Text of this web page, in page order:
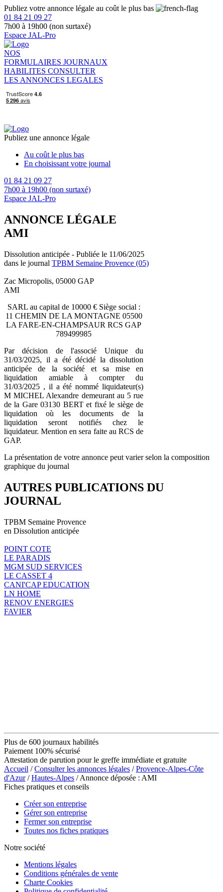
Publiez votre annonce légale au coût le plus bas
01 84 21 09 27
7h00 à 19h00 (non surtaxé)
Espace JAL-Pro
NOS
FORMULAIRES JOURNAUX
HABILITES CONSULTER
LES ANNONCES LEGALES
Publiez une annonce légale
Au coût le plus bas
En choisissant votre journal
01 84 21 09 27
7h00 à 19h00 (non surtaxé)
Espace JAL-Pro
ANNONCE LÉGALE
AMI
Dissolution anticipée - Publiée le 11/06/2025
dans le journal TPBM Semaine Provence (05)
Zac Micropolis, 05000 GAP
AMI
SARL au capital de 10000 € Siège social :
11 CHEMIN DE LA MONTAGNE 05500
LA FARE-EN-CHAMPSAUR RCS GAP
789499985
Par décision de l'associé Unique du
31/03/2025, il a été décidé la dissolution
anticipée de la société et sa mise en
liquidation amiable à compter du
31/03/2025 , il a été nommé liquidateur(s)
M MICHEL Alexandre demeurant au 5 rue
de la Gare 03130 BERT et fixé le siège de
liquidation où les documents de la
liquidation seront notifiés chez le
liquidateur. Mention en sera faite au RCS de
GAP.
La présentation de votre annonce peut varier selon la composition
graphique du journal
AUTRES PUBLICATIONS DU
JOURNAL
TPBM Semaine Provence
en Dissolution anticipée
POINT COTE
LE PARADIS
MGM SUD SERVICES
LE CASSET 4
CANI'CAP EDUCATION
LN HOME
RENOV ENERGIES
FAVIER
Plus de 600 journaux habilités
Paiement 100% sécurisé
Attestation de parution pour le greffe immédiate et gratuite
Accueil /Consulter les annonces légales /Provence-Alpes-Côte
d'Azur/Hautes-Alpes / Annonce déposée : AMI
Fiches pratiques et conseils
Créer son entreprise
Gérer son entreprise
Fermer son entreprise
Toutes nos fiches pratiques
Notre société
Mentions légales
Conditions générales de vente
Charte Cookies